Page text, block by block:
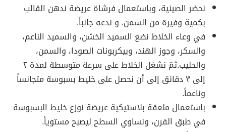
نحضر الصينية، وباستعمال فرشاة عريضة ندهن القالب
بكمية وفيرة من السمن. و ندعه جانباً.
في وعاء الخلاط نضع السميد الخشن، والسميد الناعم،
والسكر، وجوز الهند، وبيكربونات الصودا، والسمن،
والحليب.ثمّ نشغل الخلاط على سرعة متوسطة لمدة ٢
إلى ٣ دقائق إلى أن نحصل على خليط بسبوسة متجانساً
وناعماً.
باستعمال ملعقة بلاستيكية عريضة نوزع خليط البسبوسة
في طبق الفرن، ونساوي السطح ليصبح مستوياً.